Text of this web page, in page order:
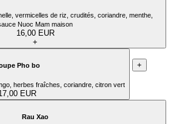
vermicelles de riz, crudités, coriandre, menthe,
Nuoc Mam maison
16,00 EUR
+
Pho bo
herbes fraîches, coriandre, citron vert
EUR
+
Rau Xao